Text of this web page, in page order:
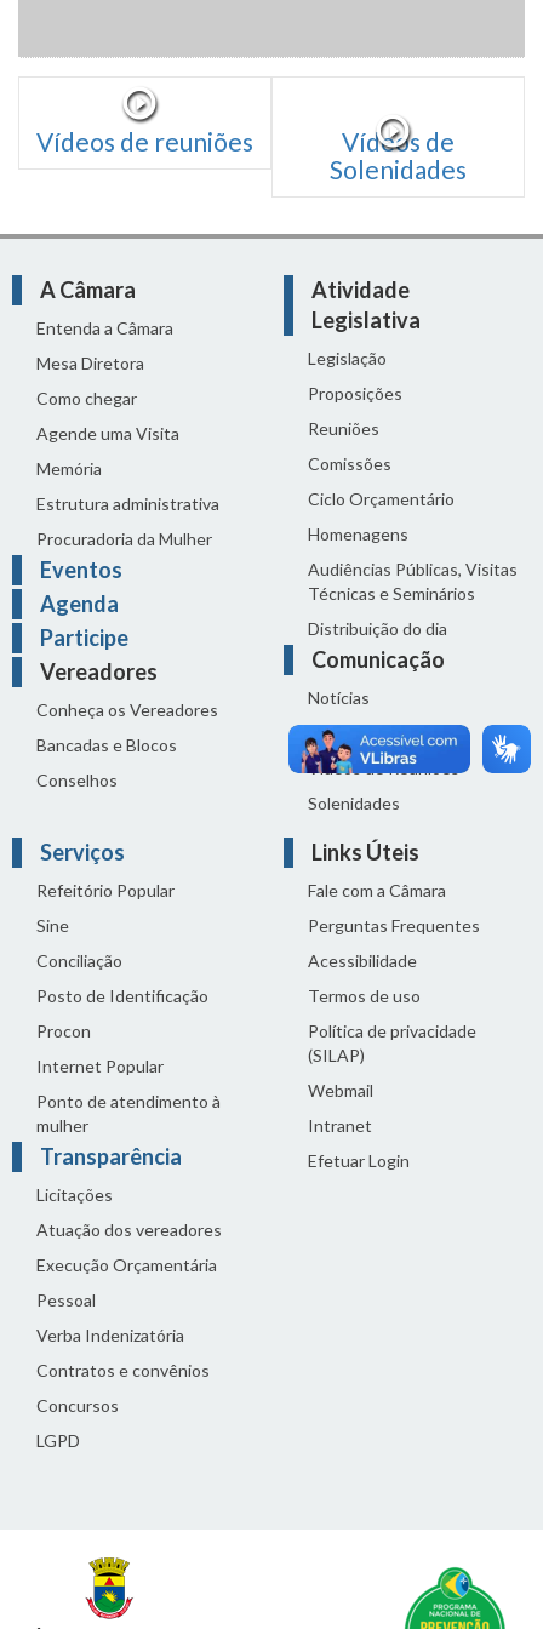
Vídeos de reuniões
Vídeos de
Solenidades
A Câmara
Entenda a Câmara
Mesa Diretora
Como chegar
Agende uma Visita
Memória
Estrutura administrativa
Procuradoria da Mulher
Eventos
Agenda
Participe
Vereadores
Conheça os Vereadores
Bancadas e Blocos
Conselhos
Atividade
Legislativa
Legislação
Proposições
Reuniões
Comissões
Ciclo Orçamentário
Homenagens
Audiências Públicas, Visitas
Técnicas e Seminários
Distribuição do dia
Comunicação
Notícias
Sala de Imprensa
Vídeos de Reuniões
Solenidades
Serviços
Refeitório Popular
Sine
Conciliação
Posto de Identificação
Procon
Internet Popular
Ponto de atendimento à
mulher
Transparência
Licitações
Atuação dos vereadores
Execução Orçamentária
Pessoal
Verba Indenizatória
Contratos e convênios
Concursos
LGPD
Links Úteis
Fale com a Câmara
Perguntas Frequentes
Acessibilidade
Termos de uso
Política de privacidade
(SILAP)
Webmail
Intranet
Efetuar Login